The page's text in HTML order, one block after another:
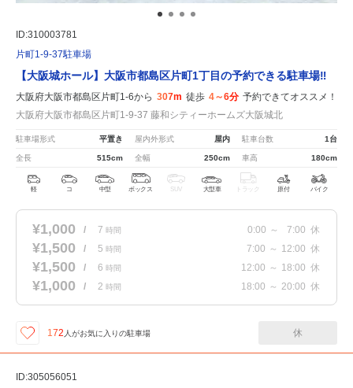
ID:310003781
片町1-9-37駐車場
【大阪城ホール】大阪市都島区片町1丁目の予約できる駐車場‼
大阪府大阪市都島区片町1-6から 307m 徒歩 4～6分 予約できてオススメ！
大阪府大阪市都島区片町1-9-37 藤和シティーホームズ大阪城北
駐車場形式 平置き 屋内外形式 屋内 駐車台数 1台
全長 515cm 全幅 250cm 車高 180cm
軽 コ 中型 ボックス SUV 大型車 トラック 原付 バイク
¥1,000 / 7 時間 0:00 ～ 7:00 休
¥1,500 / 5 時間 7:00 ～ 12:00 休
¥1,500 / 6 時間 12:00 ～ 18:00 休
¥1,000 / 2 時間 18:00 ～ 20:00 休
172 人がお気に入りの駐車場 休
ID:305056051